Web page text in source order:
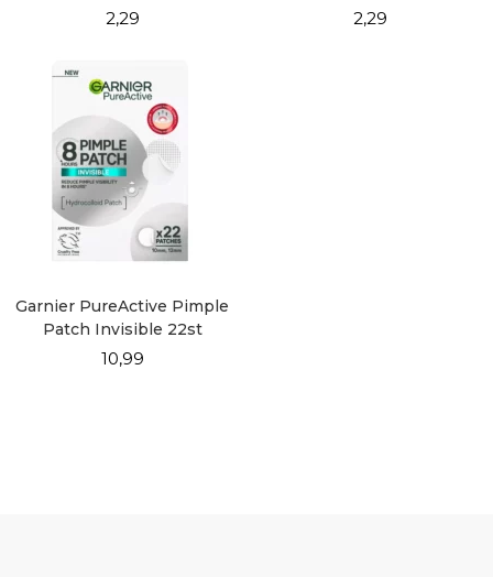
500 ml
2,29
500 ml
2,29
Garnier PureActive Pimple
Patch Invisible 22st
10,99